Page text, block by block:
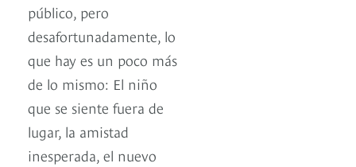
público, pero
desafortunadamente, lo
que hay es un poco más
de lo mismo: El niño
que se siente fuera de
lugar, la amistad
inesperada, el nuevo